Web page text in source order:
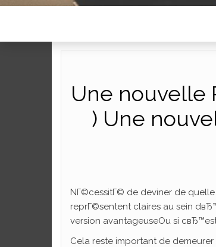
Une nouvelle
) Une
NГ©cessitГ© de deviner de
reprГ©sentent claires au sein
version avantageuseOu si
Cela reste important de